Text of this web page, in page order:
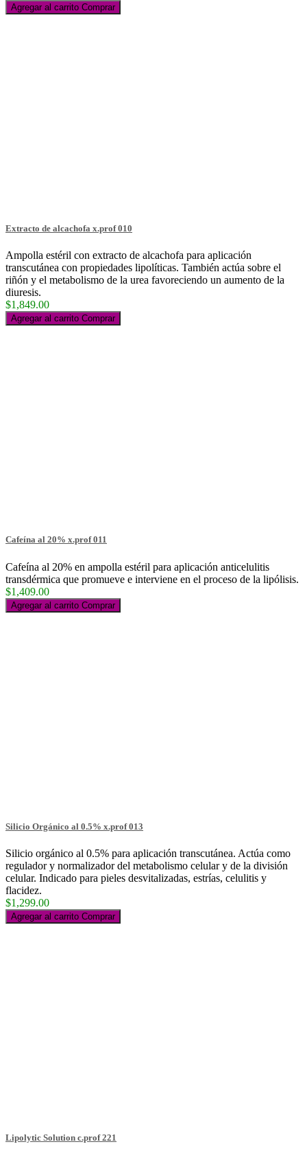
Agregar al carrito Comprar
Extracto de alcachofa x.prof 010
Ampolla estéril con extracto de alcachofa para aplicación
transcutánea con propiedades lipolíticas. También actúa sobre el
riñón y el metabolismo de la urea favoreciendo un aumento de la
diuresis.
$1,849.00
Agregar al carrito Comprar
Cafeína al 20% x.prof 011
Cafeína al 20% en ampolla estéril para aplicación anticelulitis
transdérmica que promueve e interviene en el proceso de la lipólisis.
$1,409.00
Agregar al carrito Comprar
Silicio Orgánico al 0.5% x.prof 013
Silicio orgánico al 0.5% para aplicación transcutánea. Actúa como
regulador y normalizador del metabolismo celular y de la división
celular. Indicado para pieles desvitalizadas, estrías, celulitis y
flacidez.
$1,299.00
Agregar al carrito Comprar
Lipolytic Solution c.prof 221